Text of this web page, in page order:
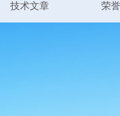
技术文章 荣